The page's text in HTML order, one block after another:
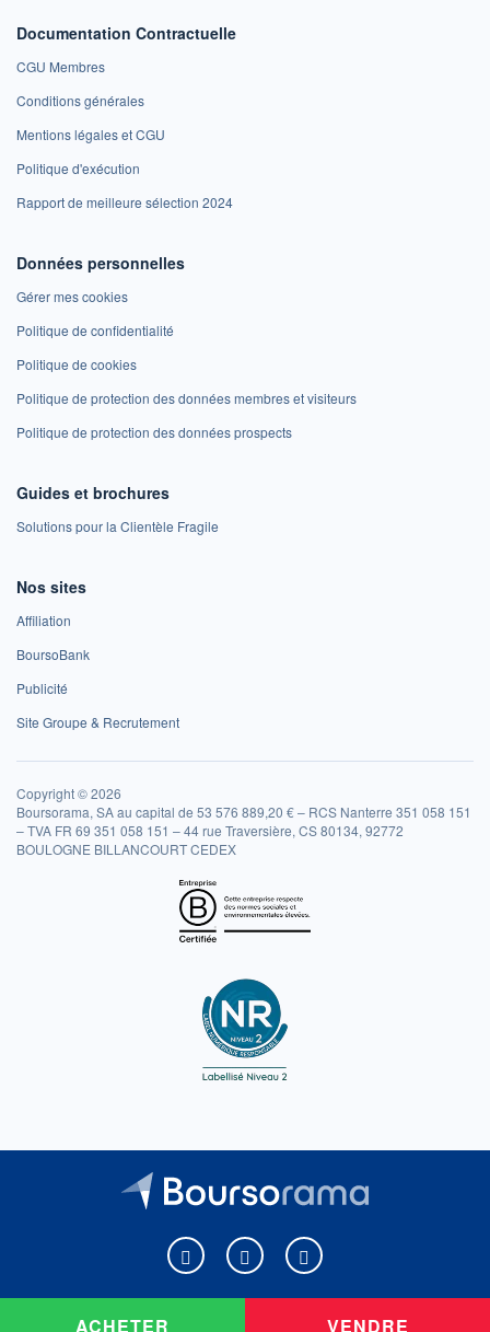
ACHETER VENDRE
Documentation Contractuelle
CGU Membres
Conditions générales
Mentions légales et CGU
Politique d'exécution
Rapport de meilleure sélection 2024
Données personnelles
Gérer mes cookies
Politique de confidentialité
Politique de cookies
Politique de protection des données membres et visiteurs
Politique de protection des données prospects
Guides et brochures
Solutions pour la Clientèle Fragile
Nos sites
Affiliation
BoursoBank
Publicité
Site Groupe & Recrutement
Copyright © 2026
Boursorama, SA au capital de 53 576 889,20 € – RCS Nanterre 351 058 151
– TVA FR 69 351 058 151 – 44 rue Traversière, CS 80134, 92772
BOULOGNE BILLANCOURT CEDEX
Boursorama sur Facebook
Boursorama sur XBoursorama sur